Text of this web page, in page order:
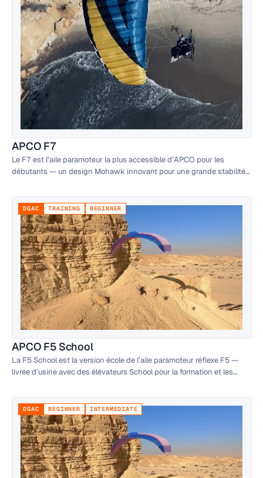
APCO F7
Le F7 est l’aile paramoteur la plus accessible d’APCO pour les
débutants — un design Mohawk innovant pour une grande stabilité
DGAC TRAINING BEGINNER
APCO F5 School
La F5 School est la version école de l’aile paramoteur réflexe F5 —
livrée d’usine avec des élévateurs School pour la formation et les
F5 standard, mais est réglée pour un maniement au sol facile et un
comportement calme au décollage et à l’atterrissage pour les élèves.
DGAC BEGINNER INTERMEDIATE